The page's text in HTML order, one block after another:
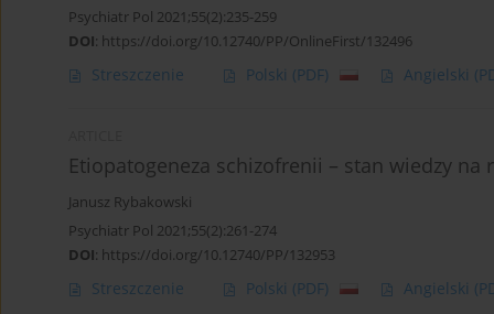
Psychiatr Pol 2021;55(2):235-259
DOI: https://doi.org/10.12740/PP/OnlineFirst/132496
Streszczenie Polski (PDF) Angielski
Etiopatogeneza schizofrenii – stan wiedzy na
Janusz Rybakowski
Psychiatr Pol 2021;55(2):261-274
DOI: https://doi.org/10.12740/PP/132953
Streszczenie Polski (PDF) Angielski